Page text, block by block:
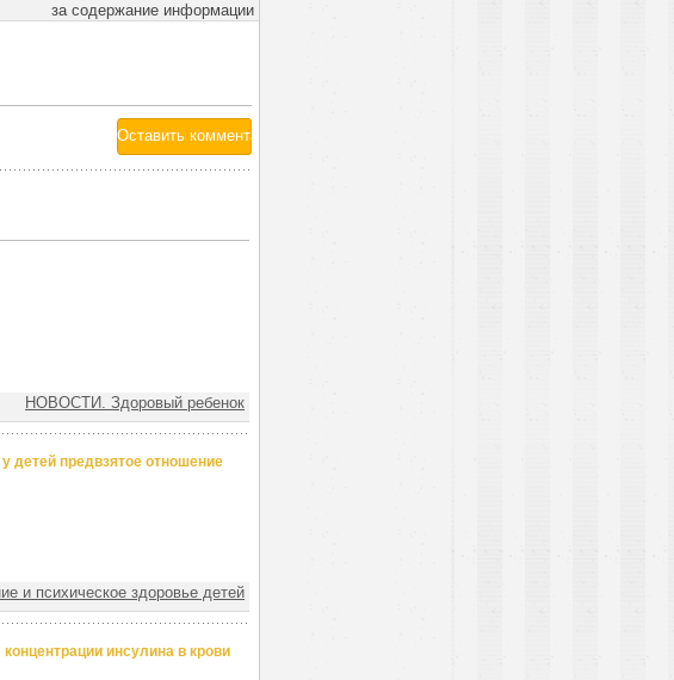
за содержание информации
НОВОСТИ. Здоровый ребенок
детей предвзятое отношение
и психическое здоровье детей
инсулина в крови